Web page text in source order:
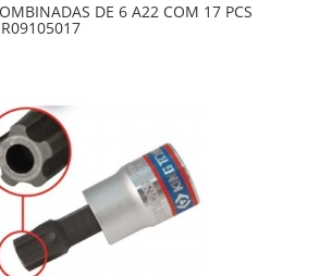
DE 6 A22 COM 17 PCS